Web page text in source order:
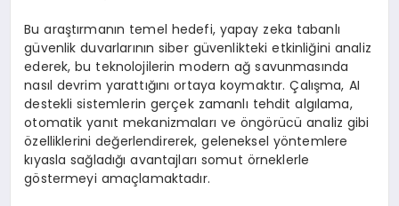
Bu araştırmanın temel hedefi, yapay zeka tabanlı
güvenlik duvarlarının siber güvenlikteki etkinliğini analiz
ederek, bu teknolojilerin modern ağ savunmasında
nasıl devrim yarattığını ortaya koymaktır. Çalışma, AI
destekli sistemlerin gerçek zamanlı tehdit algılama,
otomatik yanıt mekanizmaları ve öngörücü analiz gibi
özelliklerini değerlendirerek, geleneksel yöntemlere
kıyasla sağladığı avantajları somut örneklerle
göstermeyi amaçlamaktadır.